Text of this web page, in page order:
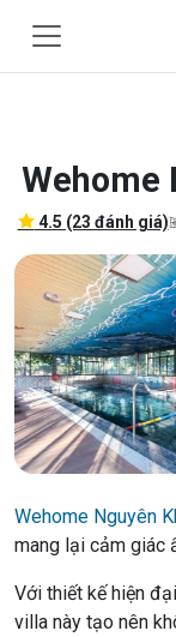
Wehome
4.5 (23 đánh giá)
Wehome Nguyên
mang lại cảm giác
Với thiết kế hiện
villa này tạo nên